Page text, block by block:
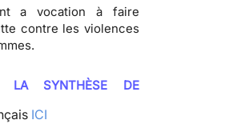
a vocation à faire
contre les violences
LA SYNTHÈSE DE
ICI